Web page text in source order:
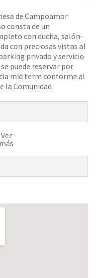
de Campoamor
consta de un
con ducha, salón-
con preciosas vistas al
privado y servicio
puede reservar por
mid term conforme al
la Comunidad
Ver
más